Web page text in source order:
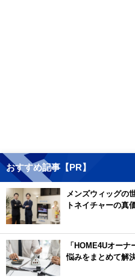
おすすめ記事【PR】
メンズウィッグの
トネイチャーの真
「HOME4Uオー
悩みをまとめて解